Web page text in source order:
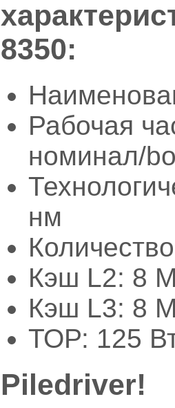
8350:
Рабочая
номинал/
нм
Кэш L2: 8
Кэш L3: 8
ТОР: 125
Piledriver!